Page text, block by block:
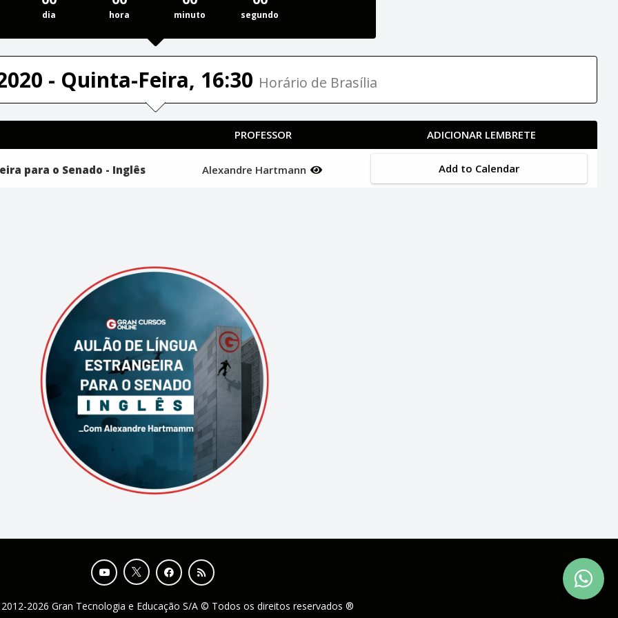
dia hora minuto segundo
- Quinta-Feira, 16:30 Horário de Brasília
PROFESSOR ADICIONAR LEMBRETE
para o Senado - Inglês Alexandre Hartmann Add to Calendar
2026 Gran Tecnologia e Educação S/A © Todos os direitos reservados ®